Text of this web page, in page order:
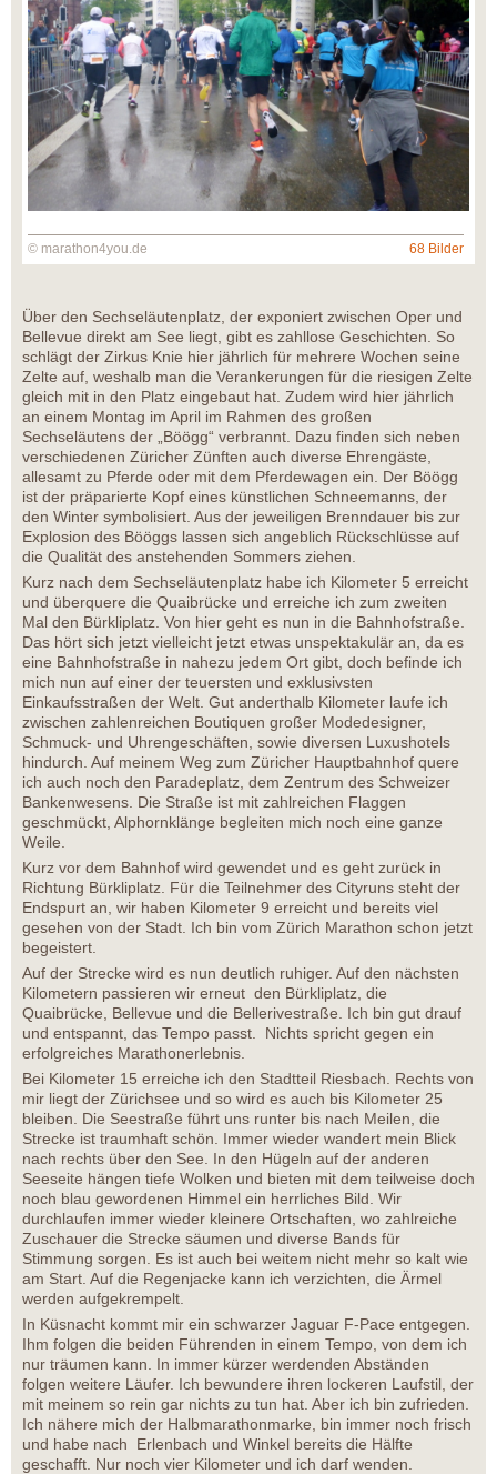
© marathon4you.de 68 Bilder
Über den Sechseläutenplatz, der exponiert zwischen Oper und
Bellevue direkt am See liegt, gibt es zahllose Geschichten. So
schlägt der Zirkus Knie hier jährlich für mehrere Wochen seine
Zelte auf, weshalb man die Verankerungen für die riesigen Zelte
gleich mit in den Platz eingebaut hat. Zudem wird hier jährlich
an einem Montag im April im Rahmen des großen
Sechseläutens der „Böögg“ verbrannt. Dazu finden sich neben
verschiedenen Züricher Zünften auch diverse Ehrengäste,
allesamt zu Pferde oder mit dem Pferdewagen ein. Der Böögg
ist der präparierte Kopf eines künstlichen Schneemanns, der
den Winter symbolisiert. Aus der jeweiligen Brenndauer bis zur
Explosion des Bööggs lassen sich angeblich Rückschlüsse auf
die Qualität des anstehenden Sommers ziehen.
Kurz nach dem Sechseläutenplatz habe ich Kilometer 5 erreicht
und überquere die Quaibrücke und erreiche ich zum zweiten
Mal den Bürkliplatz. Von hier geht es nun in die Bahnhofstraße.
Das hört sich jetzt vielleicht jetzt etwas unspektakulär an, da es
eine Bahnhofstraße in nahezu jedem Ort gibt, doch befinde ich
mich nun auf einer der teuersten und exklusivsten
Einkaufsstraßen der Welt. Gut anderthalb Kilometer laufe ich
zwischen zahlenreichen Boutiquen großer Modedesigner,
Schmuck- und Uhrengeschäften, sowie diversen Luxushotels
hindurch. Auf meinem Weg zum Züricher Hauptbahnhof quere
ich auch noch den Paradeplatz, dem Zentrum des Schweizer
Bankenwesens. Die Straße ist mit zahlreichen Flaggen
geschmückt, Alphornklänge begleiten mich noch eine ganze
Weile.
Kurz vor dem Bahnhof wird gewendet und es geht zurück in
Richtung Bürkliplatz. Für die Teilnehmer des Cityruns steht der
Endspurt an, wir haben Kilometer 9 erreicht und bereits viel
gesehen von der Stadt. Ich bin vom Zürich Marathon schon jetzt
begeistert.
Auf der Strecke wird es nun deutlich ruhiger. Auf den nächsten
Kilometern passieren wir erneut den Bürkliplatz, die
Quaibrücke, Bellevue und die Bellerivestraße. Ich bin gut drauf
und entspannt, das Tempo passt. Nichts spricht gegen ein
erfolgreiches Marathonerlebnis.
Bei Kilometer 15 erreiche ich den Stadtteil Riesbach. Rechts von
mir liegt der Zürichsee und so wird es auch bis Kilometer 25
bleiben. Die Seestraße führt uns runter bis nach Meilen, die
Strecke ist traumhaft schön. Immer wieder wandert mein Blick
nach rechts über den See. In den Hügeln auf der anderen
Seeseite hängen tiefe Wolken und bieten mit dem teilweise doch
noch blau gewordenen Himmel ein herrliches Bild. Wir
durchlaufen immer wieder kleinere Ortschaften, wo zahlreiche
Zuschauer die Strecke säumen und diverse Bands für
Stimmung sorgen. Es ist auch bei weitem nicht mehr so kalt wie
am Start. Auf die Regenjacke kann ich verzichten, die Ärmel
werden aufgekrempelt.
In Küsnacht kommt mir ein schwarzer Jaguar F-Pace entgegen.
Ihm folgen die beiden Führenden in einem Tempo, von dem ich
nur träumen kann. In immer kürzer werdenden Abständen
folgen weitere Läufer. Ich bewundere ihren lockeren Laufstil, der
mit meinem so rein gar nichts zu tun hat. Aber ich bin zufrieden.
Ich nähere mich der Halbmarathonmarke, bin immer noch frisch
und habe nach Erlenbach und Winkel bereits die Hälfte
geschafft. Nur noch vier Kilometer und ich darf wenden.